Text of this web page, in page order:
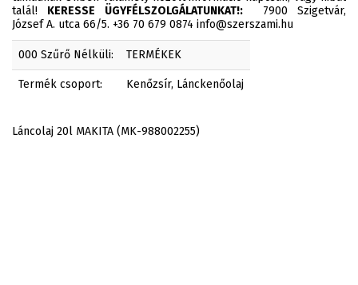
talál! KERESSE ÜGYFÉLSZOLGÁLATUNKAT!:7900 Szigetvár,
József A. utca 66/5. +36 70 679 0874 info@szerszami.hu
000 Szűrő Nélküli: TERMÉKEK
Termék csoport: Kenőzsír, Lánckenőolaj
Láncolaj 20l MAKITA (MK-988002255)